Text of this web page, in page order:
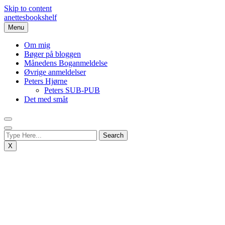
Skip to content
anettesbookshelf
Menu
Om mig
Bøger på bloggen
Månedens Boganmeldelse
Øvrige anmeldelser
Peters Hjørne
Peters SUB-PUB
Det med småt
X